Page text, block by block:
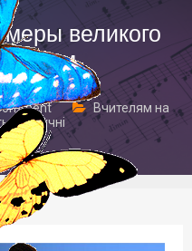
великого
детям
Вчителям на
наші учні